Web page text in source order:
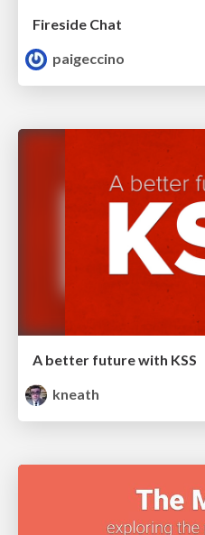
Fireside Chat
paigeccino
A better future with KSS
kneath